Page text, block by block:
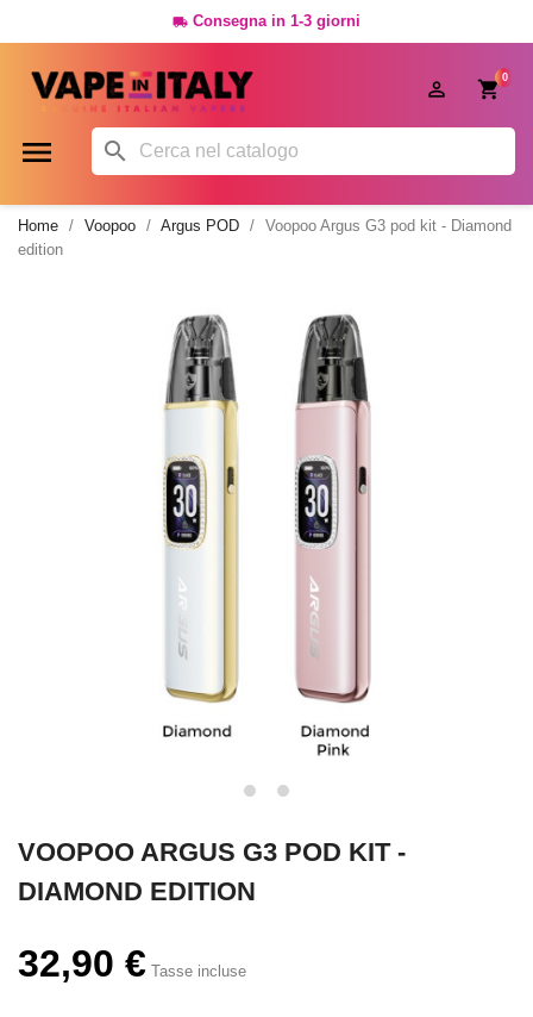
 Consegna in 1-3 giorni
0

 
Home Voopoo Argus POD
Voopoo Argus G3 pod kit - Diamond
edition
VOOPOO ARGUS G3 POD KIT -
DIAMOND EDITION
32,90 € Tasse incluse